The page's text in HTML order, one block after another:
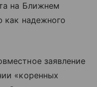
на Ближнем
как надежного
заявление
«коренных